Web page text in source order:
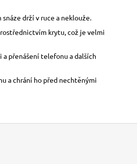
drží v ruce a neklouže.
krytu, což je velmi
přenášení telefonu a dalších
a chrání ho před nechtěnými